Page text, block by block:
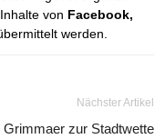
von Facebook,
werden.
Nächster Artikel
zur Stadtwette